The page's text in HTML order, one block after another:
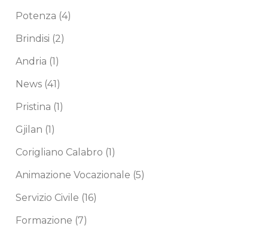
Potenza (4)
Brindisi (2)
Andria (1)
News (41)
Pristina (1)
Gjilan (1)
Corigliano Calabro (1)
Animazione Vocazionale (5)
Servizio Civile (16)
Formazione (7)